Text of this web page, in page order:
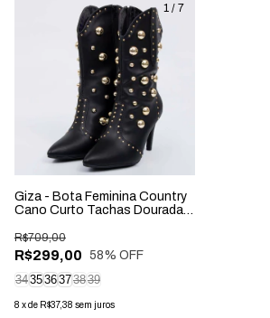
1 / 7
Giza - Bota Feminina Country
Cano Curto Tachas Douradas
R$299,00
R$709,00
58% OFF
343536373839
8 xde R$37,38 sem juros